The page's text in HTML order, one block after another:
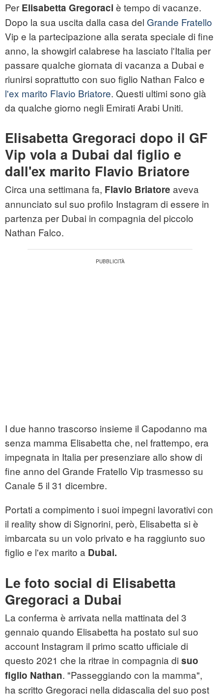
Per Elisabetta Gregoraci è tempo di vacanze.
Dopo la sua uscita dalla casa del Grande Fratello
Vip e la partecipazione alla serata speciale di fine
anno, la showgirl calabrese ha lasciato l'Italia per
passare qualche giornata di vacanza a Dubai e
riunirsi soprattutto con suo figlio Nathan Falco e
l'ex marito Flavio Briatore. Questi ultimi sono già
da qualche giorno negli Emirati Arabi Uniti.
Elisabetta Gregoraci dopo il GF
Vip vola a Dubai dal figlio e
dall'ex marito Flavio Briatore
Circa una settimana fa, Flavio Briatore aveva
annunciato sul suo profilo Instagram di essere in
partenza per Dubai in compagnia del piccolo
Nathan Falco.
I due hanno trascorso insieme il Capodanno ma
senza mamma Elisabetta che, nel frattempo, era
impegnata in Italia per presenziare allo show di
fine anno del Grande Fratello Vip trasmesso su
Canale 5 il 31 dicembre.
Portati a compimento i suoi impegni lavorativi con
il reality show di Signorini, però, Elisabetta si è
imbarcata su un volo privato e ha raggiunto suo
figlio e l'ex marito a Dubai.
Le foto social di Elisabetta
Gregoraci a Dubai
La conferma è arrivata nella mattinata del 3
gennaio quando Elisabetta ha postato sul suo
account Instagram il primo scatto ufficiale di
questo 2021 che la ritrae in compagnia di suo
figlio Nathan. "Passeggiando con la mamma",
ha scritto Gregoraci nella didascalia del suo post